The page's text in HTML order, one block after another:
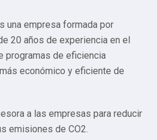
una empresa formada por
20 años de experiencia en el
programas de eficiencia
económico y eficiente de
a las empresas para reducir
emisiones de CO2.